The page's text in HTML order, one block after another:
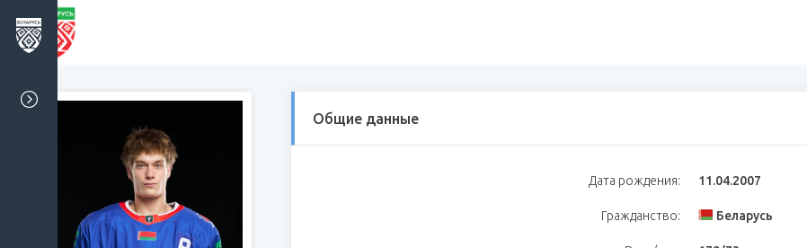
Общие данные
Дата рождения: 11.04.2007
Гражданство: Беларусь